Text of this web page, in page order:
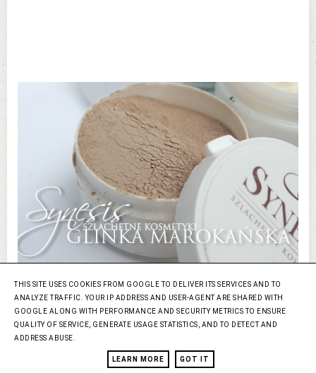
Glinka Marokańska to produkt trochę nie dla mnie
ponieważ mam suchą skórę i nie mam problemu ze
THIS SITE USES COOKIES FROM GOOGLE TO DELIVER ITS SERVICES AND TO
ANALYZE TRAFFIC. YOUR IP ADDRESS AND USER-AGENT ARE SHARED WITH
GOOGLE ALONG WITH PERFORMANCE AND SECURITY METRICS TO ENSURE
QUALITY OF SERVICE, GENERATE USAGE STATISTICS, AND TO DETECT AND
ADDRESS ABUSE.
LEARN MORE GOT IT